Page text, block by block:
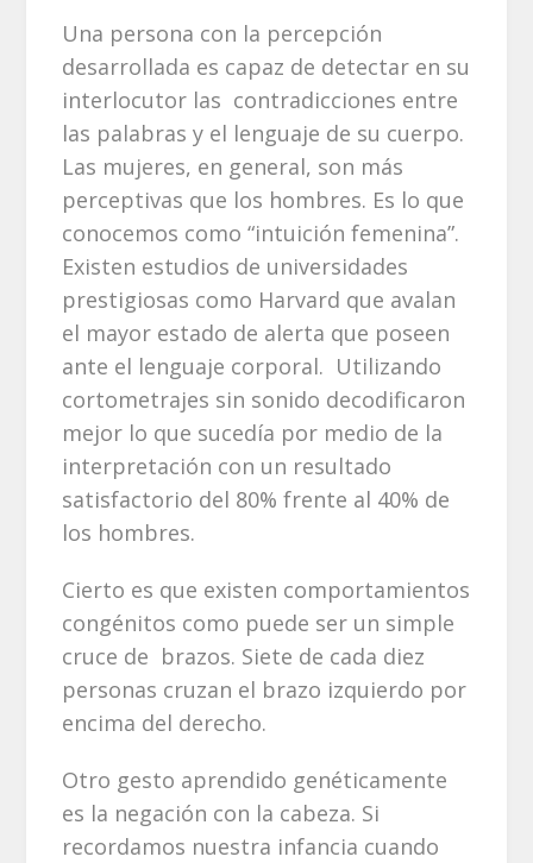
Una persona con la percepción
desarrollada es capaz de detectar en su
interlocutor las contradicciones entre
las palabras y el lenguaje de su cuerpo.
Las mujeres, en general, son más
perceptivas que los hombres. Es lo que
conocemos como “intuición femenina”.
Existen estudios de universidades
prestigiosas como Harvard que avalan
el mayor estado de alerta que poseen
ante el lenguaje corporal. Utilizando
cortometrajes sin sonido decodificaron
mejor lo que sucedía por medio de la
interpretación con un resultado
satisfactorio del 80% frente al 40% de
los hombres.
Cierto es que existen comportamientos
congénitos como puede ser un simple
cruce de brazos. Siete de cada diez
personas cruzan el brazo izquierdo por
encima del derecho.
Otro gesto aprendido genéticamente
es la negación con la cabeza. Si
recordamos nuestra infancia cuando